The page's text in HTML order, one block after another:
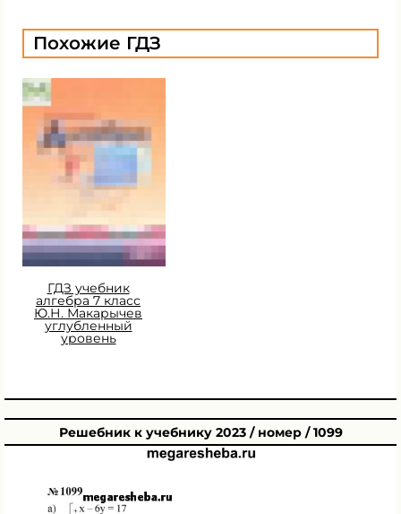
Похожие ГДЗ
ГДЗ учебник
алгебра 7 класс
Ю.Н. Макарычев
углубленный
уровень
Решебник к учебнику 2023 / номер / 1099